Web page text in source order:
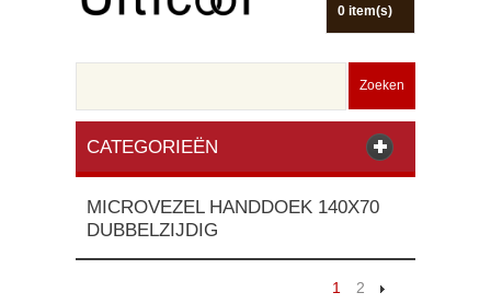
0 item(s)
Zoeken
CATEGORIEËN
MICROVEZEL HANDDOEK 140X70
DUBBELZIJDIG
1 2